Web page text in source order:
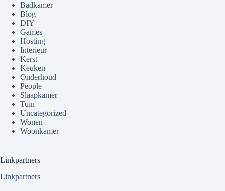
Badkamer
Blog
DIY
Games
Hosting
Interieur
Kerst
Keuken
Onderhoud
People
Slaapkamer
Tuin
Uncategorized
Wonen
Woonkamer
Linkpartners
Linkpartners